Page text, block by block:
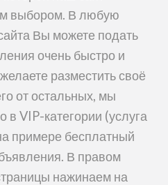
выбором. В любую
Вы можете подать
очень быстро и
разместить своё
от остальных, мы
в VIP-категории (услуга
примере бесплатный
В правом
нажинаем на